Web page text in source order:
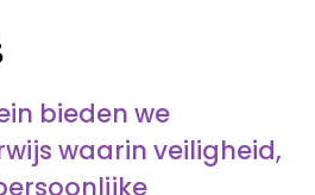
bieden we
waarin veiligheid,